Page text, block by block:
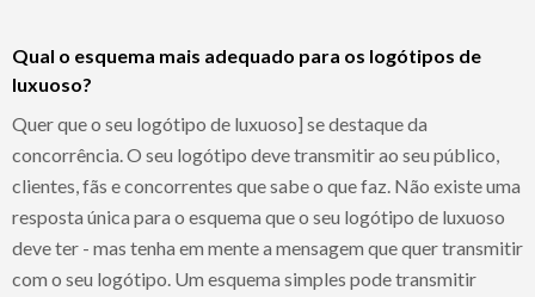
Qual o esquema mais adequado para os logótipos de
luxuoso?
Quer que o seu logótipo de luxuoso] se destaque da
concorrência. O seu logótipo deve transmitir ao seu público,
clientes, fãs e concorrentes que sabe o que faz. Não existe uma
resposta única para o esquema que o seu logótipo de luxuoso
deve ter - mas tenha em mente a mensagem que quer transmitir
com o seu logótipo. Um esquema simples pode transmitir